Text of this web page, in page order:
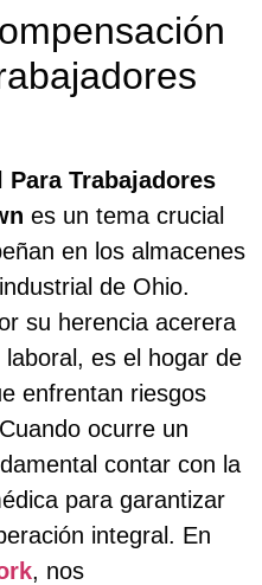
Trabajadores
es un tema crucial
en los almacenes
de Ohio.
su herencia acerera
es el hogar de
enfrentan riesgos
ocurre un
contar con la
para garantizar
integral. En
, nos